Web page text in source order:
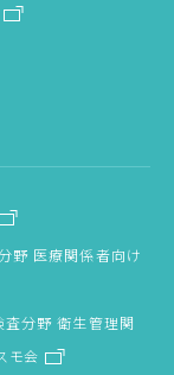
野 医療関係者向け
査分野 衛生管理関
モ会